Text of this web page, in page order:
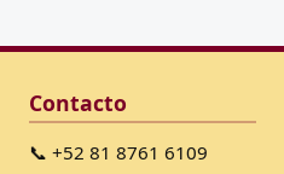
Contacto
📞 +52 81 8761 6109